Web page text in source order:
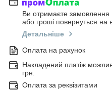
Ви отримаєте замовлення
або гроші повернуться на
Детальніше
Оплата на рахунок
Накладений платіж
грн.
Оплата за реквізитами